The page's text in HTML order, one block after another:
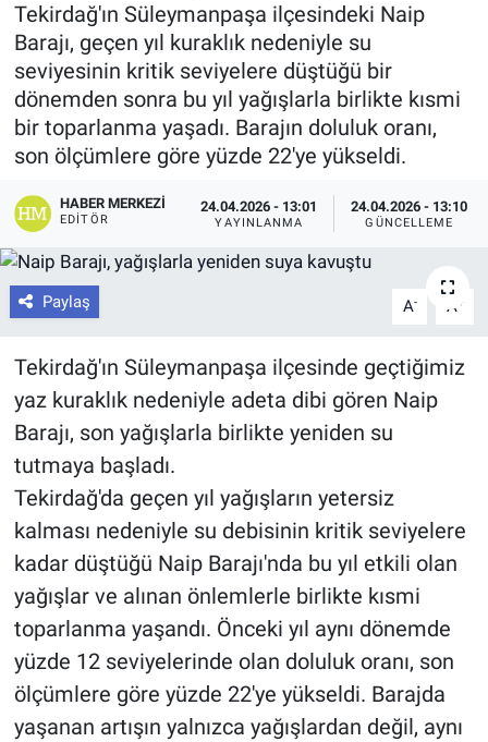
Tekirdağ'ın Süleymanpaşa ilçesindeki Naip
Barajı, geçen yıl kuraklık nedeniyle su
seviyesinin kritik seviyelere düştüğü bir
dönemden sonra bu yıl yağışlarla birlikte kısmi
bir toparlanma yaşadı. Barajın doluluk oranı,
son ölçümlere göre yüzde 22'ye yükseldi.
HABER MERKEZI
EDITÖR
24.04.2026 - 13:01
YAYINLANMA
24.04.2026 - 13:10
GÜNCELLEME
Paylaş A- A +
Tekirdağ'ın Süleymanpaşa ilçesinde geçtiğimiz
yaz kuraklık nedeniyle adeta dibi gören Naip
Barajı, son yağışlarla birlikte yeniden su
tutmaya başladı.
Tekirdağ'da geçen yıl yağışların yetersiz
kalması nedeniyle su debisinin kritik seviyelere
kadar düştüğü Naip Barajı'nda bu yıl etkili olan
yağışlar ve alınan önlemlerle birlikte kısmi
toparlanma yaşandı. Önceki yıl aynı dönemde
yüzde 12 seviyelerinde olan doluluk oranı, son
ölçümlere göre yüzde 22'ye yükseldi. Barajda
yaşanan artışın yalnızca yağışlardan değil, aynı